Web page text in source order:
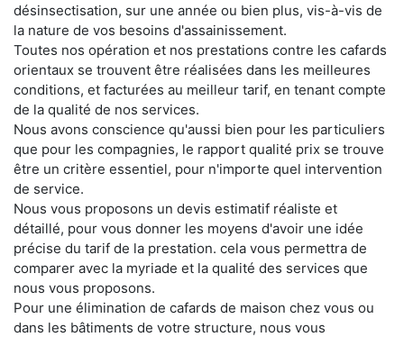
désinsectisation, sur une année ou bien plus, vis-à-vis de
la nature de vos besoins d'assainissement.
Toutes nos opération et nos prestations contre les cafards
orientaux se trouvent être réalisées dans les meilleures
conditions, et facturées au meilleur tarif, en tenant compte
de la qualité de nos services.
Nous avons conscience qu'aussi bien pour les particuliers
que pour les compagnies, le rapport qualité prix se trouve
être un critère essentiel, pour n'importe quel intervention
de service.
Nous vous proposons un devis estimatif réaliste et
détaillé, pour vous donner les moyens d'avoir une idée
précise du tarif de la prestation. cela vous permettra de
comparer avec la myriade et la qualité des services que
nous vous proposons.
Pour une élimination de cafards de maison chez vous ou
dans les bâtiments de votre structure, nous vous